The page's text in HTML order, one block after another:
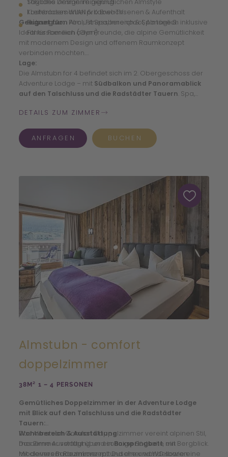
Kostenloses WLAN & Kabel-TV
Zugang zum Almlust Spa, Innenpool, Almsee &
Fitnessbereich (Gym)
1 Leihbademantel pro Erwachsenen & Aufenthalt
Nutzung von Pool, Fitnessbereich & Spa täglich inklusive
Geeignet für:
Ideal für Familien oder Freunde, die alpine Gemütlichkeit
mit modernem Design und offenem Raumkonzept
verbinden möchten.
Lage:
Die Almstubn for 4 befindet sich im 2. Obergeschoss der
Adventure Lodge – mit Südbalkon und Panoramablick
auf den Talschluss und die Radstädter Tauern . Spa,
Schritte entfernt.
DETAILS ZUM ZIMMER
ANFRAGEN BUCHEN
Almstubn - comfort
doppelzimmer
38M² 1 – 4 PERSONEN
Gemütliches Doppelzimmer in der Adventure Lodge
mit Blick auf den Talschluss und die Radstädter
Tauern:
Das Almstubn Comfort Doppelzimmer vereint alpinen Stil,
moderne Ausstattung und sonnige Südseite mit Bergblick.
Mit cleverem Raumkonzept und einer wandelbaren
Wohnbereich & Ausstattung
Das Zimmer verfügt über einBoxspringbett, ein
modernes Badezimmer mit Dusche und WC sowie eine